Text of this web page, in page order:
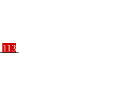
113